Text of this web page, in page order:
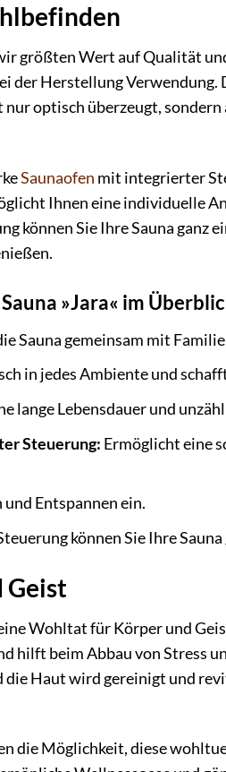
größten Wert auf Qualität
Herstellung Verwendung.
optisch überzeugt,
Saunaofen mit integrierter
Ihnen eine individuelle
können Sie Ihre Sauna ganz
»Jara« im
Sauna gemeinsam mit
in jedes Ambiente und
lange Lebensdauer und
Steuerung: Ermöglicht eine
Entspannen ein.
können Sie Ihre
Geist
Wohltat für Körper und
hilft beim Abbau von Stress
Haut wird gereinigt und
die Möglichkeit, diese